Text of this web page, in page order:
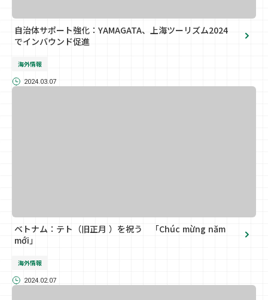
自治体サポート強化：YAMAGATA、上海ツーリズム2024
でインバウンド促進
海外情報
2024.03.07
ベトナム：テト（旧正月 ）を祝う 「Chúc mừng năm
mới」
海外情報
2024.02.07